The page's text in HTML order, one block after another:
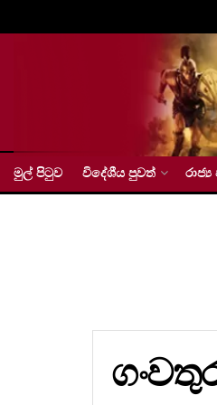
මුල් පිටුව විදේශීය පුවත්